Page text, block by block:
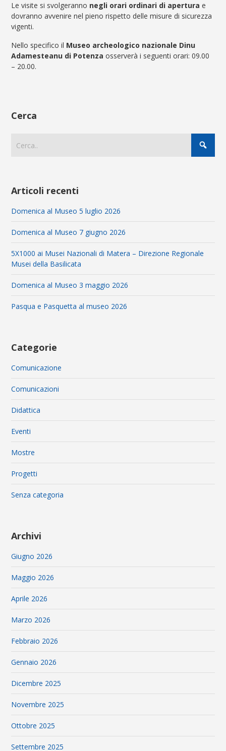
Le visite si svolgeranno negli orari ordinari di apertura e
dovranno avvenire nel pieno rispetto delle misure di sicurezza
vigenti.
Nello specifico il Museo archeologico nazionale Dinu
Adamesteanu di Potenza osserverà i seguenti orari: 09.00
– 20.00.
Cerca
Articoli recenti
Domenica al Museo 5 luglio 2026
Domenica al Museo 7 giugno 2026
5X1000 ai Musei Nazionali di Matera – Direzione Regionale
Musei della Basilicata
Domenica al Museo 3 maggio 2026
Pasqua e Pasquetta al museo 2026
Categorie
Comunicazione
Comunicazioni
Didattica
Eventi
Mostre
Progetti
Senza categoria
Archivi
Giugno 2026
Maggio 2026
Aprile 2026
Marzo 2026
Febbraio 2026
Gennaio 2026
Dicembre 2025
Novembre 2025
Ottobre 2025
Settembre 2025